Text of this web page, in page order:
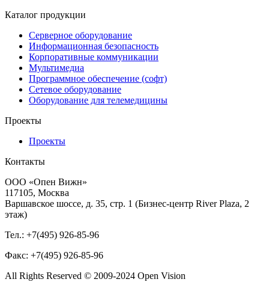
Каталог продукции
Серверное оборудование
Информационная безопасность
Корпоративные коммуникации
Мультимедиа
Программное обеспечение (софт)
Сетевое оборудование
Оборудование для телемедицины
Проекты
Проекты
Контакты
ООО «Опен Вижн»
117105, Москва
Варшавское шоссе, д. 35, стр. 1 (Бизнес-центр River Plaza, 2
этаж)
Тел.: +7(495) 926-85-96
Факс: +7(495) 926-85-96
All Rights Reserved © 2009-2024 Open Vision